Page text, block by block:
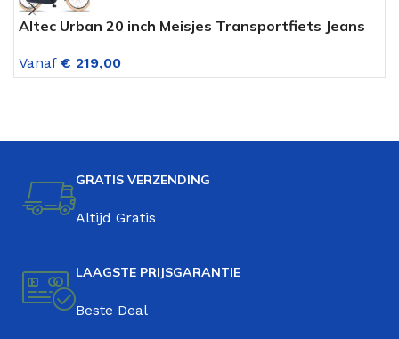
Altec Urban 20 inch Meisjes Transportfiets Jeans
Vanaf € 219,00
GRATIS VERZENDING
Altijd Gratis
LAAGSTE PRIJSGARANTIE
Beste Deal